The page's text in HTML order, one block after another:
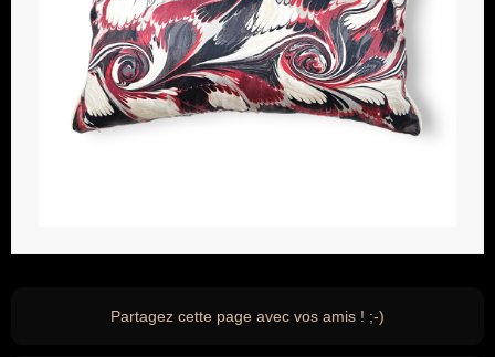
Partagez cette page avec vos amis ! ;-)